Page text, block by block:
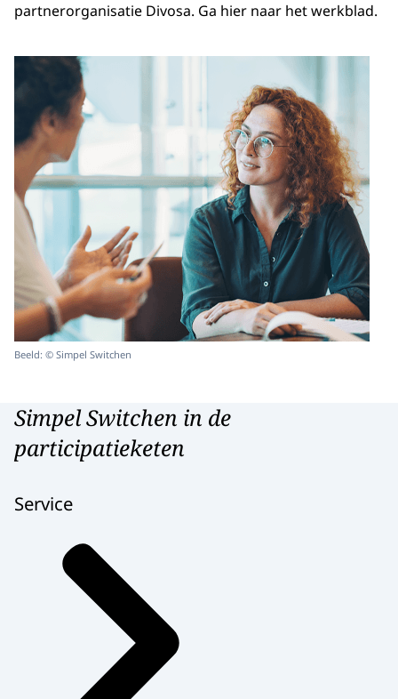
partnerorganisatie Divosa. Ga hier naar het werkblad.
Beeld: © Simpel Switchen
Simpel Switchen in de
participatieketen
Service